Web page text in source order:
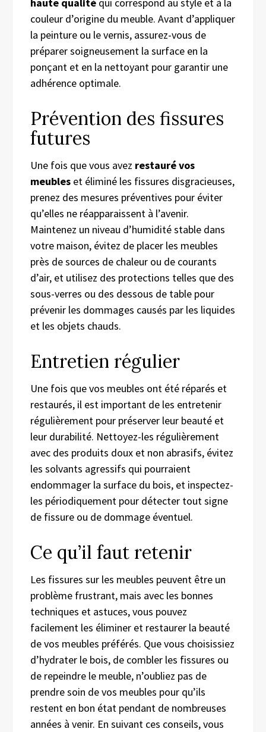
couleur d’origine du meuble. Avant d’appliquer
la peinture ou le vernis, assurez-vous de
préparer soigneusement la surface en la
ponçant et en la nettoyant pour garantir une
adhérence optimale.
Prévention des fissures
futures
Une fois que vous avez restauré vos
meubles et éliminé les fissures disgracieuses,
prenez des mesures préventives pour éviter
qu’elles ne réapparaissent à l’avenir.
Maintenez un niveau d’humidité stable dans
votre maison, évitez de placer les meubles
près de sources de chaleur ou de courants
d’air, et utilisez des protections telles que des
sous-verres ou des dessous de table pour
prévenir les dommages causés par les liquides
et les objets chauds.
Entretien régulier
Une fois que vos meubles ont été réparés et
restaurés, il est important de les entretenir
régulièrement pour préserver leur beauté et
leur durabilité. Nettoyez-les régulièrement
avec des produits doux et non abrasifs, évitez
les solvants agressifs qui pourraient
endommager la surface du bois, et inspectez-
les périodiquement pour détecter tout signe
de fissure ou de dommage éventuel.
Ce qu’il faut retenir
Les fissures sur les meubles peuvent être un
problème frustrant, mais avec les bonnes
techniques et astuces, vous pouvez
facilement les éliminer et restaurer la beauté
de vos meubles préférés. Que vous choisissiez
d’hydrater le bois, de combler les fissures ou
de repeindre le meuble, n’oubliez pas de
prendre soin de vos meubles pour qu’ils
restent en bon état pendant de nombreuses
années à venir. En suivant ces conseils, vous